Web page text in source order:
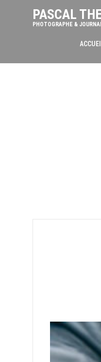
PASCAL
PHOTOGRAPHE &